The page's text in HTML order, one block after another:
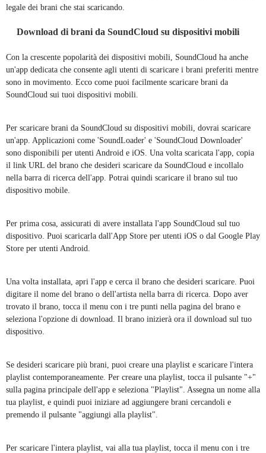
legale dei brani che stai scaricando.
Download di brani da SoundCloud su dispositivi mobili
Con la crescente popolarità dei dispositivi mobili, SoundCloud ha anche
un'app dedicata che consente agli utenti di scaricare i brani preferiti mentre
sono in movimento. Ecco come puoi facilmente scaricare brani da
SoundCloud sui tuoi dispositivi mobili.
Per scaricare brani da SoundCloud su dispositivi mobili, dovrai scaricare
un'app. Applicazioni come 'SoundLoader' e 'SoundCloud Downloader'
sono disponibili per utenti Android e iOS. Una volta scaricata l'app, copia
il link URL del brano che desideri scaricare da SoundCloud e incollalo
nella barra di ricerca dell'app. Potrai quindi scaricare il brano sul tuo
dispositivo mobile.
Per prima cosa, assicurati di avere installata l'app SoundCloud sul tuo
dispositivo. Puoi scaricarla dall'App Store per utenti iOS o dal Google Play
Store per utenti Android.
Una volta installata, apri l'app e cerca il brano che desideri scaricare. Puoi
digitare il nome del brano o dell'artista nella barra di ricerca. Dopo aver
trovato il brano, tocca il menu con i tre punti nella pagina del brano e
seleziona l'opzione di download. Il brano inizierà ora il download sul tuo
dispositivo.
Se desideri scaricare più brani, puoi creare una playlist e scaricare l'intera
playlist contemporaneamente. Per creare una playlist, tocca il pulsante "+"
sulla pagina principale dell'app e seleziona "Playlist". Assegna un nome alla
tua playlist, e quindi puoi iniziare ad aggiungere brani cercandoli e
premendo il pulsante "aggiungi alla playlist".
Per scaricare l'intera playlist, vai alla tua playlist, tocca il menu con i tre